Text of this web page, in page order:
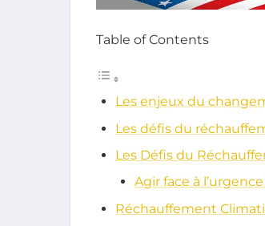
Table of Contents
Les enjeux du
Les défis du
Les Défis du
Agir face à
Réchauffement